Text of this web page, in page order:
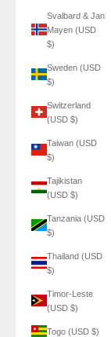
Svalbard & Jan
Mayen (USD
$)
Sweden (USD
$)
Switzerland
(USD $)
Taiwan (USD
$)
Tajikistan
(USD $)
Tanzania (USD
$)
Thailand (USD
$)
Timor-Leste
(USD $)
Togo (USD $)